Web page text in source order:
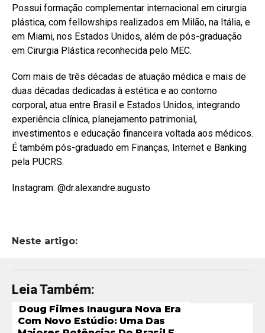
Possui formação complementar internacional em cirurgia
plástica, com fellowships realizados em Milão, na Itália, e
em Miami, nos Estados Unidos, além de pós-graduação
em Cirurgia Plástica reconhecida pelo MEC.
Com mais de três décadas de atuação médica e mais de
duas décadas dedicadas à estética e ao contorno
corporal, atua entre Brasil e Estados Unidos, integrando
experiência clínica, planejamento patrimonial,
investimentos e educação financeira voltada aos médicos.
É também pós-graduado em Finanças, Internet e Banking
pela PUCRS.
Instagram: @dr.alexandre.augusto
Neste artigo:
Leia Também:
Doug Filmes Inaugura Nova Era
Com Novo Estúdio: Uma Das